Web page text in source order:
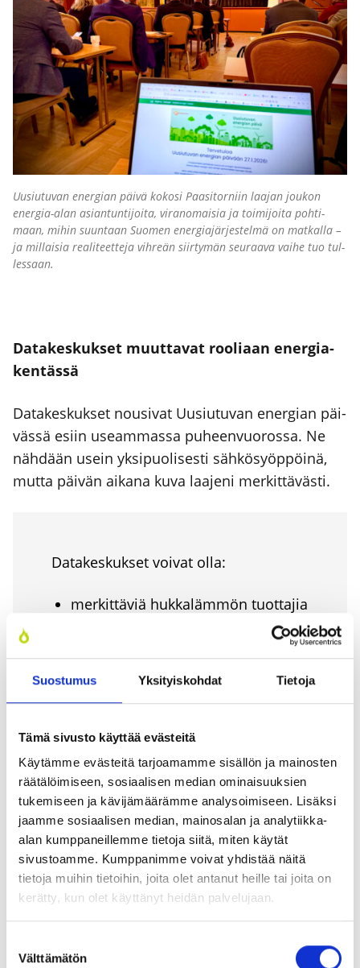
Suostumus Yksityiskohdat Tietoja
Tämä sivusto käyttää evästeitä
Käytämme evästeitä tarjoamamme sisällön ja mainosten
räätälöimiseen, sosiaalisen median ominaisuuksien
tukemiseen ja kävijämäärämme analysoimiseen. Lisäksi
jaamme sosiaalisen median, mainosalan ja analytiikka-
alan kumppaneillemme tietoja siitä, miten käytät
sivustoamme. Kumppanimme voivat yhdistää näitä
tietoja muihin tietoihin, joita olet antanut heille tai joita on
kerätty, kun olet käyttänyt heidän palvelujaan.
valinta
Välttämätön
Uusiu­tu­van ener­gian päi­vä koko­si Paa­si­tor­niin laa­jan jou­kon
ener­gia-alan asian­tun­ti­joi­ta, viran­omai­sia ja toi­mi­joi­ta poh­ti­
maan, mihin suun­taan Suo­men ener­gia­jär­jes­tel­mä on mat­kal­la –
ja mil­lai­sia rea­li­teet­te­ja vih­reän siir­ty­män seu­raa­va vai­he tuo tul­
les­saan.
Data­kes­kuk­set muut­ta­vat roo­li­aan ener­gia­
ken­täs­sä
Data­kes­kuk­set nousi­vat Uusiu­tu­van ener­gian päi­
väs­sä esiin useam­mas­sa puheen­vuo­ros­sa. Ne
näh­dään usein yksi­puo­li­ses­ti säh­kö­syöp­pöi­nä,
mut­ta päi­vän aika­na kuva laa­je­ni mer­kit­tä­väs­ti.
Data­kes­kuk­set voi­vat olla:
mer­kit­tä­viä huk­ka­läm­mön tuot­ta­jia
jous­ta­via säh­kön­ku­lut­ta­jia ääri­ti­
lan­teis­sa
huol­to­var­muu­den näkö­kul­mas­ta
vuok­si
– Data­kes­kus­tyyp­pi­sil­lä käyt­tä­jil­lä huk­ka on hyvää
ja tasaa­vaa läm­mön tuo­tan­toa. Lisäk­si ne voi­vat
– toi­sin kuin perin­tei­nen pro­ses­si­teol­li­suus – hel­
pos­ti jous­taa kulu­tuk­ses­sa, esi­mer­kik­si säh­kön